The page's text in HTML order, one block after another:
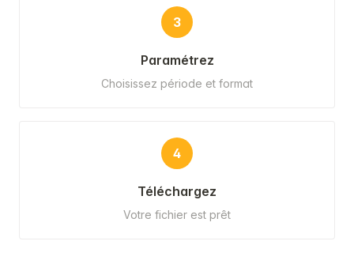
3
Paramétrez
Choisissez période et format
4
Téléchargez
Votre fichier est prêt